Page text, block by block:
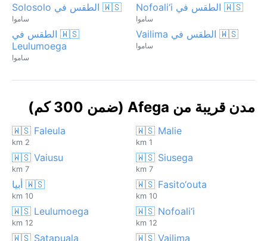
🇼🇸 الطقس في Nofoali‘i
ساموا
🇼🇸 الطقس في Solosolo
ساموا
🇼🇸 الطقس في Vailima
ساموا
🇼🇸 الطقس في
Leulumoega
ساموا
مدن قريبة من Afega (ضمن 300 كم)
🇼🇸 Malie
1 km
🇼🇸 Faleula
2 km
🇼🇸 Siusega
7 km
🇼🇸 Vaiusu
7 km
🇼🇸 Fasito‘outa
10 km
🇼🇸 أبيا
10 km
🇼🇸 Nofoali‘i
12 km
🇼🇸 Leulumoega
12 km
🇼🇸 Vailima
🇼🇸 Satapuala